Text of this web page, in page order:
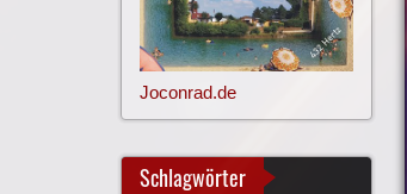
Joconrad.de
Schlagwörter